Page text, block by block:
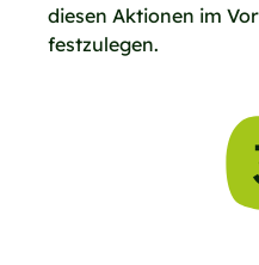
diesen Aktionen im
festzulegen.